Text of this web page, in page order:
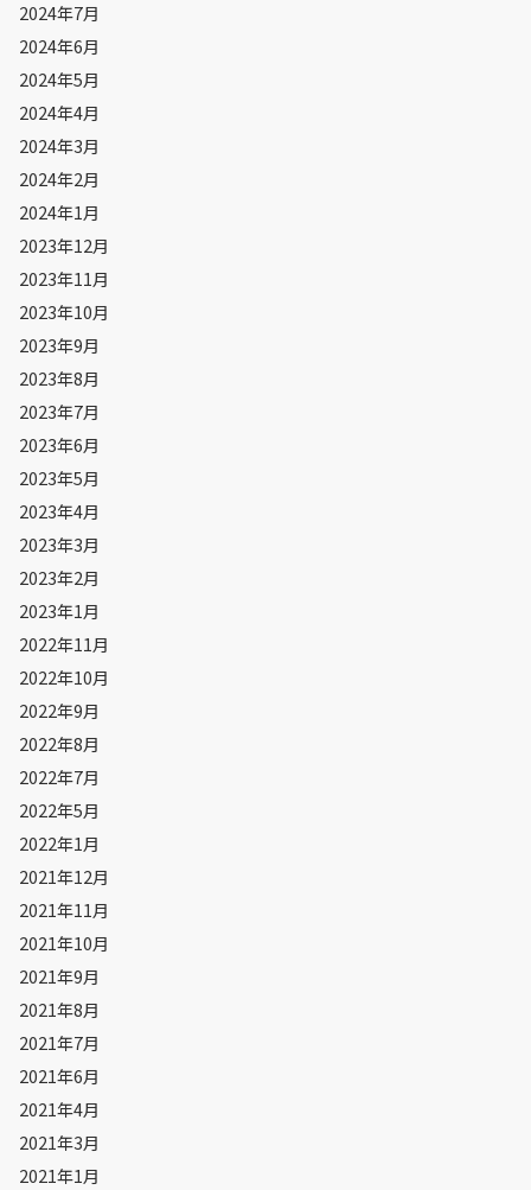
2024年7月
2024年6月
2024年5月
2024年4月
2024年3月
2024年2月
2024年1月
2023年12月
2023年11月
2023年10月
2023年9月
2023年8月
2023年7月
2023年6月
2023年5月
2023年4月
2023年3月
2023年2月
2023年1月
2022年11月
2022年10月
2022年9月
2022年8月
2022年7月
2022年5月
2022年1月
2021年12月
2021年11月
2021年10月
2021年9月
2021年8月
2021年7月
2021年6月
2021年4月
2021年3月
2021年1月